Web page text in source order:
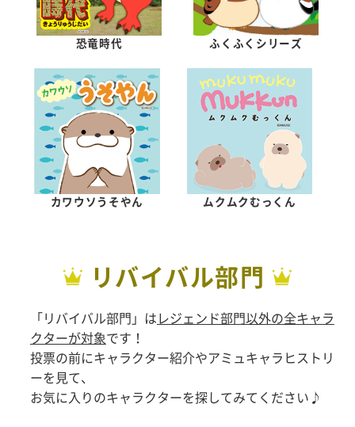
恐竜時代 ふくふくシリーズ
カワウソうそやん ムクムクむっくん
リバイバル部門
「リバイバル部門」は レジェンド部門以外の全キャラ
クターが対象です！
投票の前にキャラクター紹介やアミュキャラヒストリ
ーを見て、
お気に入りのキャラクターを探してみてください♪